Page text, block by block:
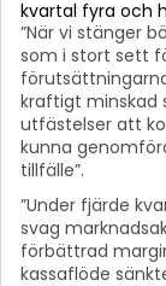
kvartal fyra och
”När vi stänger
som i stort sett
kraftigt minskad
utfästelser att
kunna
tillfälle”.
”Under fjärde
svag
förbättrad
kassaflöde